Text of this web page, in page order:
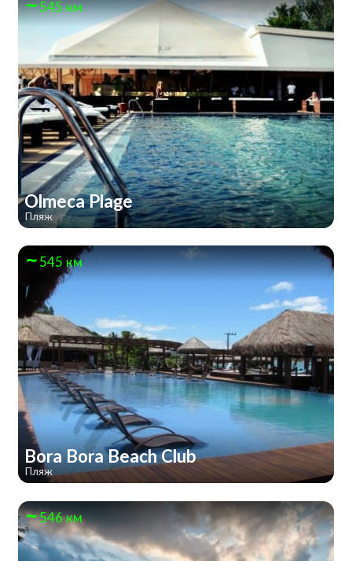
545 км
Olmeca Plage
Пляж
545 км
Bora Bora Beach Club
Пляж
546 км